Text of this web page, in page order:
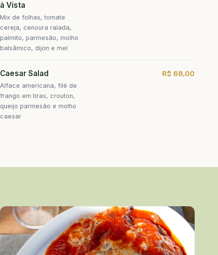
à Vista
Mix de folhas, tomate
cereja, cenoura ralada,
palmito, parmesão, molho
balsâmico, dijon e mel
Caesar Salad
Alface americana, filé de
frango em tiras, crouton,
queijo parmesão e molho
caesar
R$ 68,00